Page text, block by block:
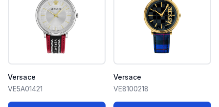
Versace
VE5A01421
Versace
VE8100218